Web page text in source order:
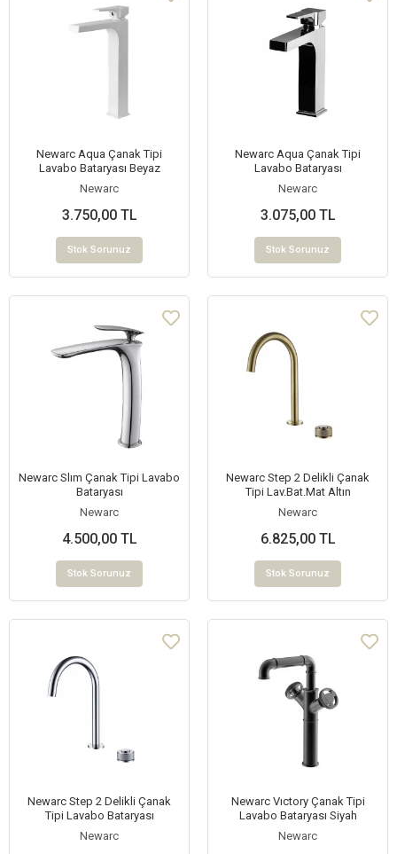
Newarc Aqua Çanak Tipi
Lavabo Bataryası Beyaz
Newarc
3.750,00 TL
Stok Sorunuz
Newarc Aqua Çanak Tipi
Lavabo Bataryası
Newarc
3.075,00 TL
Stok Sorunuz
Newarc Slım Çanak Tipi Lavabo
Bataryası
Newarc
4.500,00 TL
Stok Sorunuz
Newarc Step 2 Delikli Çanak
Tipi Lav.Bat.Mat Altın
Newarc
6.825,00 TL
Stok Sorunuz
Newarc Step 2 Delikli Çanak
Tipi Lavabo Bataryası
Newarc
Newarc Vıctory Çanak Tipi
Lavabo Bataryası Siyah
Newarc